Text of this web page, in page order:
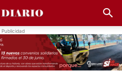
Publicidad